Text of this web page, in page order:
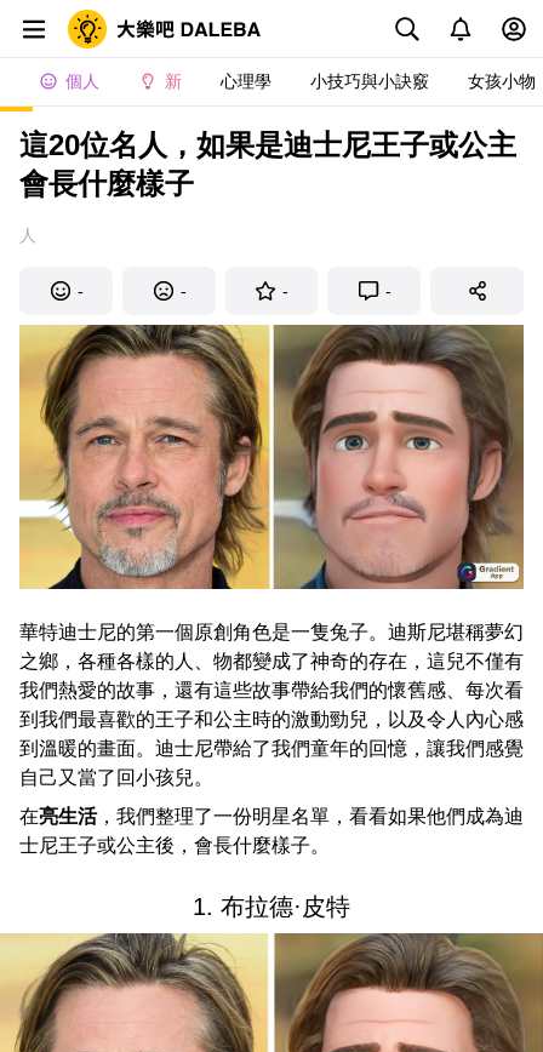
個人 新 心理學 小技巧與小訣竅 女孩小物
這20位名人，如果是迪士尼王子或公主
會長什麼樣子
人
- - - -
華特迪士尼的第一個原創角色是一隻兔子。迪斯尼堪稱夢幻
之鄉，各種各樣的人、物都變成了神奇的存在，這兒不僅有
我們熱愛的故事，還有這些故事帶給我們的懷舊感、每次看
到我們最喜歡的王子和公主時的激動勁兒，以及令人內心感
到溫暖的畫面。迪士尼帶給了我們童年的回憶，讓我們感覺
自己又當了回小孩兒。
在亮生活，我們整理了一份明星名單，看看如果他們成為迪
士尼王子或公主後，會長什麼樣子。
1. 布拉德·皮特